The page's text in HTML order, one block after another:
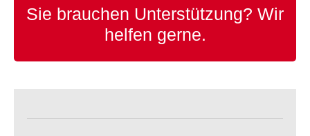
Sie brauchen Unterstützung? Wir
helfen gerne.